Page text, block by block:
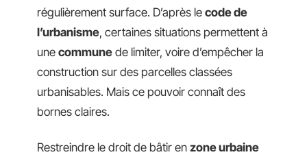
régulièrement surface. D’après le code de
l’urbanisme, certaines situations permettent à
une commune de limiter, voire d’empêcher la
construction sur des parcelles classées
urbanisables. Mais ce pouvoir connaît des
bornes claires.
Restreindre le droit de bâtir en zone urbaine